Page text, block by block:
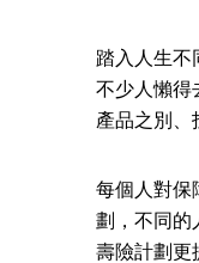
踏入人生不
不少人懶得
產品之別、
每個人對保
劃，不同的
壽險計劃更